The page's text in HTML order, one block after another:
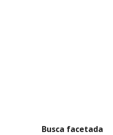
Busca facetada